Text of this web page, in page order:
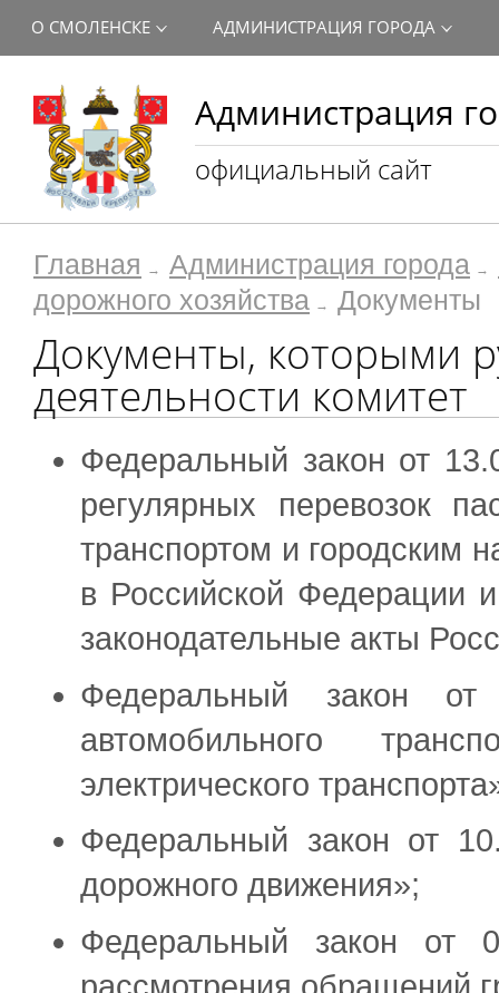
Администрация
официальный сайт
О СМОЛЕНСКЕ АДМИНИСТРАЦИЯ ГОРОДА
Главная Администрация города
дорожного хозяйства
Документы
Документы, которыми
деятельности комитет
Федеральный закон от
регулярных перевозок
транспортом и городским
в Российской Федерации
законодательные акты
Федеральный закон
автомобильного
электрического
Федеральный закон от
дорожного движения»;
Федеральный закон
рассмотрения обращений